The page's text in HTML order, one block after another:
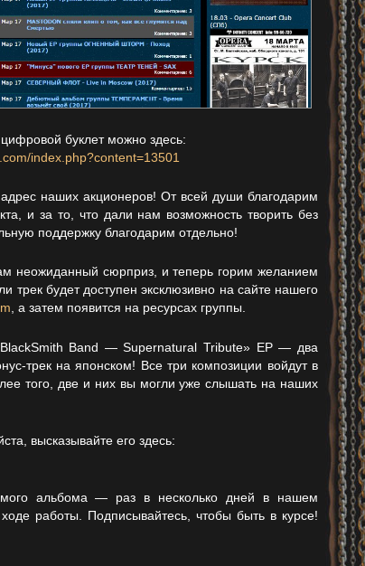
буклет можно здесь:
index.php?content=13501
наших акционеров! От всей души благодарим
и за то, что дали нам возможность творить без
поддержку благодарим отдельно!
неожиданный сюрприз, и теперь горим желанием
трек будет доступен эксклюзивно на сайте нашего
, а затем появится на ресурсах группы.
Band — Supernatural Tribute» EP — два
трек на японском! Все три композиции войдут в
того, две и них вы могли уже слышать на наших
высказывайте его здесь:
альбома — раз в несколько дней в нашем
работы. Подписывайтесь, чтобы быть в курсе!